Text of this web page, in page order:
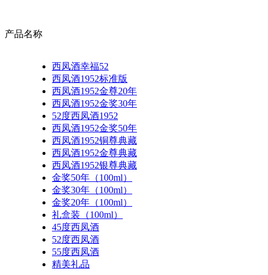
产品名称
西凤酒幸福52
西凤酒1952标准版
西凤酒1952金尊20年
西凤酒1952金奖30年
52度西凤酒1952
西凤酒1952金奖50年
西凤酒1952铜尊典藏
西凤酒1952金尊典藏
西凤酒1952银尊典藏
金奖50年（100ml）
金奖30年（100ml）
金奖20年（100ml）
礼盒装（100ml）
45度西凤酒
52度西凤酒
55度西凤酒
精美礼品